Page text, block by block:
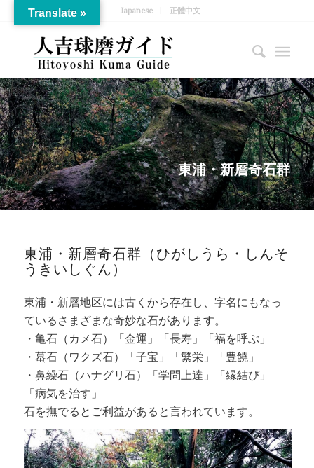
Japanese 正體中文
東浦・新層奇石群
東浦・新層奇石群（ひがしうら・しんそ
うきいしぐん）
東浦・新層地区には古くから存在し、字名にもなっ
ているさまざまな奇妙な石があります。
・亀石（カメ石）「金運」「長寿」「福を呼ぶ」
・蟇石（ワクズ石）「子宝」「繁栄」「豊饒」
・鼻繰石（ハナグリ石）「学問上達」「縁結び」
「病気を治す」
石を撫でるとご利益があると言われています。
Translate »